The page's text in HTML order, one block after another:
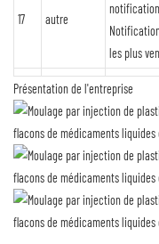
17 autre
les plus
Présentation de l'entreprise